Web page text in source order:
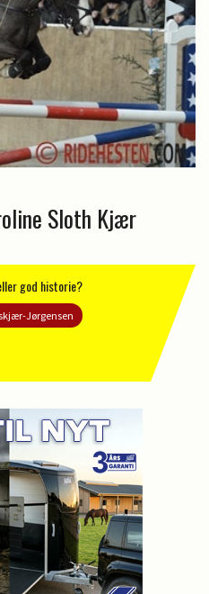
Sloth Kjær
god historie?
Jørgensen